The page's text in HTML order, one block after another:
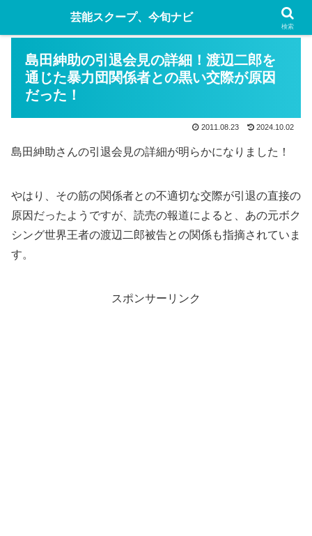
島田紳助の引退会見の詳細！渡辺二郎を
通じた暴力団関係者との黒い交際が原因
だった！
2011.08.23 2024.10.02
島田紳助さんの引退会見の詳細が明らかになりました！
やはり、その筋の関係者との不適切な交際が引退の直接の
原因だったようですが、読売の報道によると、あの元ボク
シング世界王者の渡辺二郎被告との関係も指摘されていま
す。
スポンサーリンク
芸能スクープ、今旬ナビ
検索